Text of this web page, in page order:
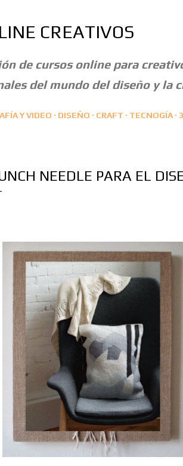
CREATIVOS
de cursos online para
del mundo del diseño y la
Y VIDEO DISEÑO CRAFT TECNOGÍA
NEEDLE PARA EL